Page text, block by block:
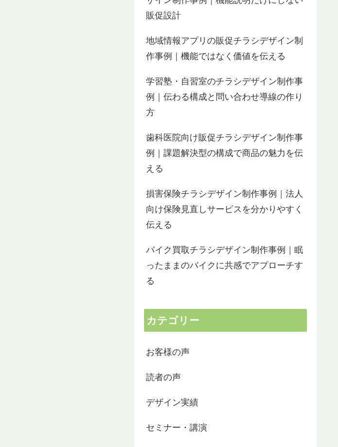
販促設計
地域情報アプリの販促チラシデザイン制
作事例｜機能ではなく価値を伝える
学習塾・自習室のチラシデザイン制作事
例｜伝わる構成と問い合わせ導線の作り
方
歯科医院向け販促チラシデザイン制作事
例｜課題解決型の構成で商品の魅力を伝
える
損害保険チラシデザイン制作事例｜法人
向け保険見直しサービスを分かりやすく
伝える
バイク買取チラシデザイン制作事例｜眠
ったままのバイクに共感でアプローチす
る
カテゴリー
お客様の声
読者の声
デザイン実績
セミナー・講演